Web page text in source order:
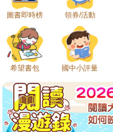
圖書即時榜 領券/活動
希望書包 國中小評量